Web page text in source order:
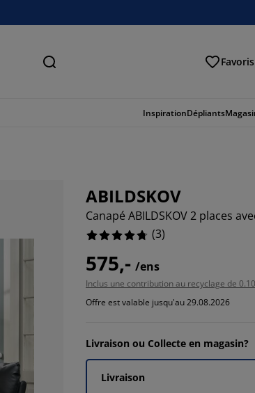
Recherche Favoris
InspirationDépliants
ABILDSKOV
Canapé ABILDSKOV 2 places
(3)
575,- /ens
Inclus une contribution au recyclage de
Offre est valable jusqu'au 29.08.2026
Livraison ou Collecte en magasin?
Livraison
66.66666666666666%